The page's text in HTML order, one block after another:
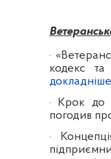
·
кодекс
докладніше
· Крок до
погодив
·